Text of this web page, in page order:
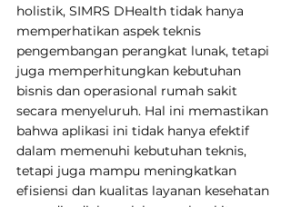
holistik, SIMRS DHealth tidak hanya
memperhatikan aspek teknis
pengembangan perangkat lunak, tetapi
juga memperhitungkan kebutuhan
bisnis dan operasional rumah sakit
secara menyeluruh. Hal ini memastikan
bahwa aplikasi ini tidak hanya efektif
dalam memenuhi kebutuhan teknis,
tetapi juga mampu meningkatkan
efisiensi dan kualitas layanan kesehatan